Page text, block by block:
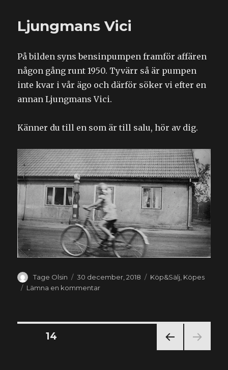
till
Ljungmans Vici
På bilden syns bensinpumpen framför affären
någon gång runt 1950. Tyvärr så är pumpen
inte kvar i vår ägo och därför söker vi efter en
annan Ljungmans Vici.
Känner du till en som är till salu, hör av dig.
Författare
Tage Olsin
Publicerat
den
30 december, 2018 Kategorier
Köp&Sälj Köpes
Lämna en kommentartill
Sidnumrering
SIDA14